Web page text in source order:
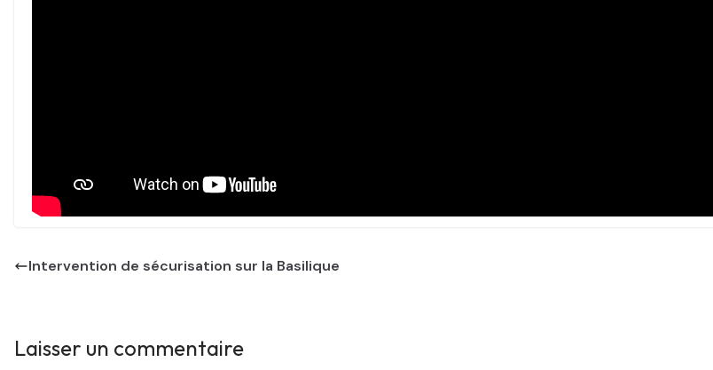
Intervention de sécurisation sur la Basilique
Laisser un commentaire